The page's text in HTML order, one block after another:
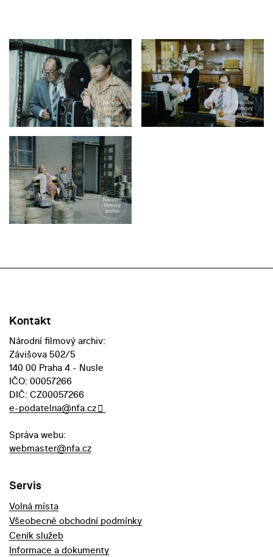
Kontakt
Národní filmový archiv:
Závišova 502/5
140 00 Praha 4 - Nusle
IČO: 00057266
DIČ: CZ00057266
e-podatelna@nfa.cz
Správa webu:
webmaster@nfa.cz
Servis
Volná místa
Všeobecné obchodní podmínky
Ceník služeb
Informace a dokumenty